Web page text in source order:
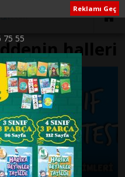
Reklamı Geç
75 55
halleri
yazılar